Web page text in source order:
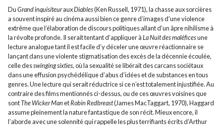
DuGrand inquisiteurauxDiables(Ken Russell, 1971), la chasse aux sorcières
a souvent inspiré au cinéma aussi bien ce genre d’images d’une violence
extrême que l’élaboration de discours politiques allant d’un âpre nihilisme à
la révolte profonde. Il serait tentant d’appliquer àLa Nuit des maléficesune
lecture analogue tant il est facile d’y déceler une œuvre réactionnaire se
lançant dans une violente stigmatisation des excès de la décennie écoulée,
celle desswinging sixties, où la sexualité se libérait des carcans sociétaux
dans une effusion psychédélique d’abus d’idées et de substances en tous
genres. Une lecture qui serait réductrice si ce n’est totalement injustifiée. Au
contraire des films mentionnés ci-dessus, ou de ces œuvres voisines que
sontThe Wicker ManetRobin Redbreast(James MacTaggart, 1970), Haggard
assume pleinement la nature fantastique de son récit. Mieux encore, il
l’aborde avec une solennité qui rappelle les plus terrifiants écrits d’Arthur